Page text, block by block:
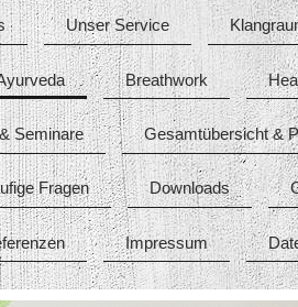
Unser Service
Breathwork
Seminare Gesamtübersicht &
Fragen Downloads
Impressum